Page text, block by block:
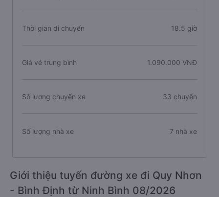
Thời gian di chuyển 18.5 giờ
Giá vé trung bình 1.090.000 VNĐ
Số lượng chuyến xe 33 chuyến
Số lượng nhà xe 7 nhà xe
Giới thiệu tuyến đường xe đi Quy Nhơn
- Bình Định từ Ninh Bình 08/2026